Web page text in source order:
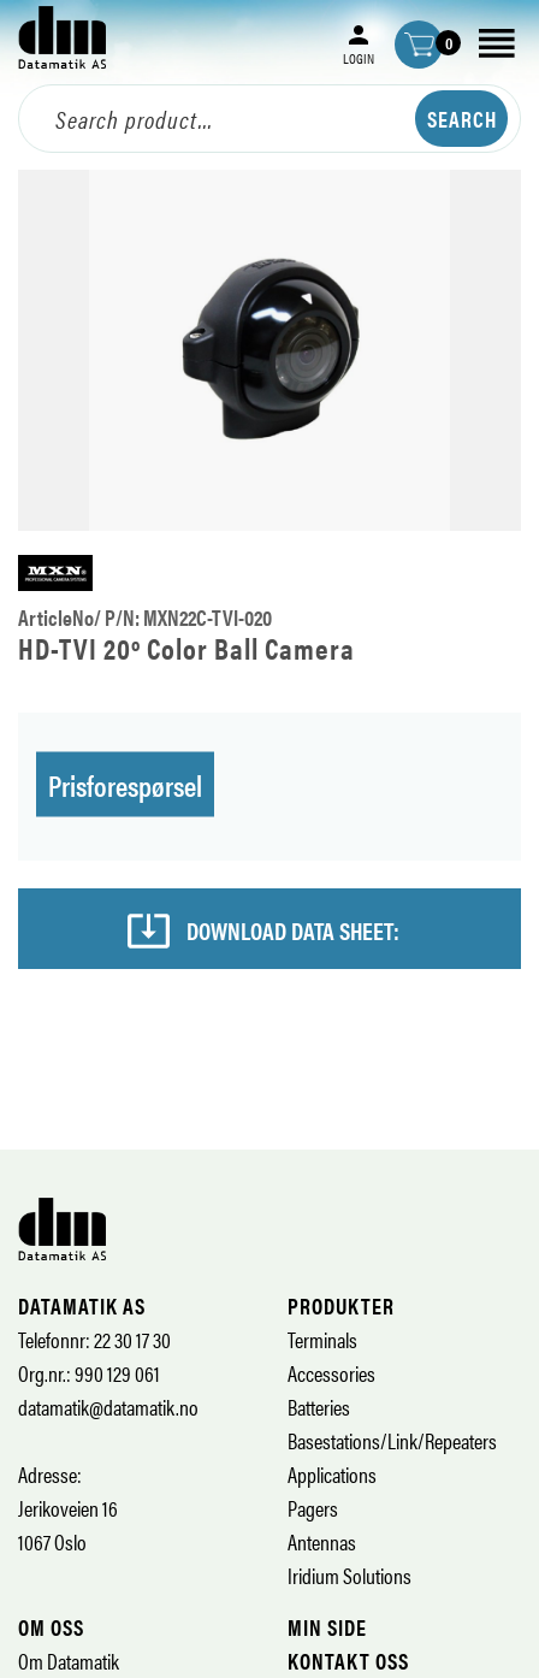
LOGIN
0
ArticleNo/ P/N: MXN22C-TVI-020
HD-TVI 20º Color Ball Camera
Prisforespørsel
DOWNLOAD DATA SHEET:
DATAMATIK AS
Telefonnr: 22 30 17 30
Org.nr.: 990 129 061
datamatik@datamatik.no
Adresse:
Jerikoveien 16
1067 Oslo
PRODUKTER
Terminals
Accessories
Batteries
Basestations/Link/Repeaters
Applications
Pagers
Antennas
Iridium Solutions
OM OSS
Om Datamatik
MIN SIDE
KONTAKT OSS